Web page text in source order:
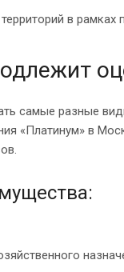
в
самые разные
«Платинум» в